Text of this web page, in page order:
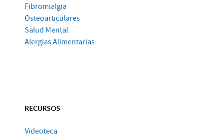
Fibromialgia
Osteoarticulares
Salud Mental
Alergias Alimentarias
RECURSOS
Videoteca